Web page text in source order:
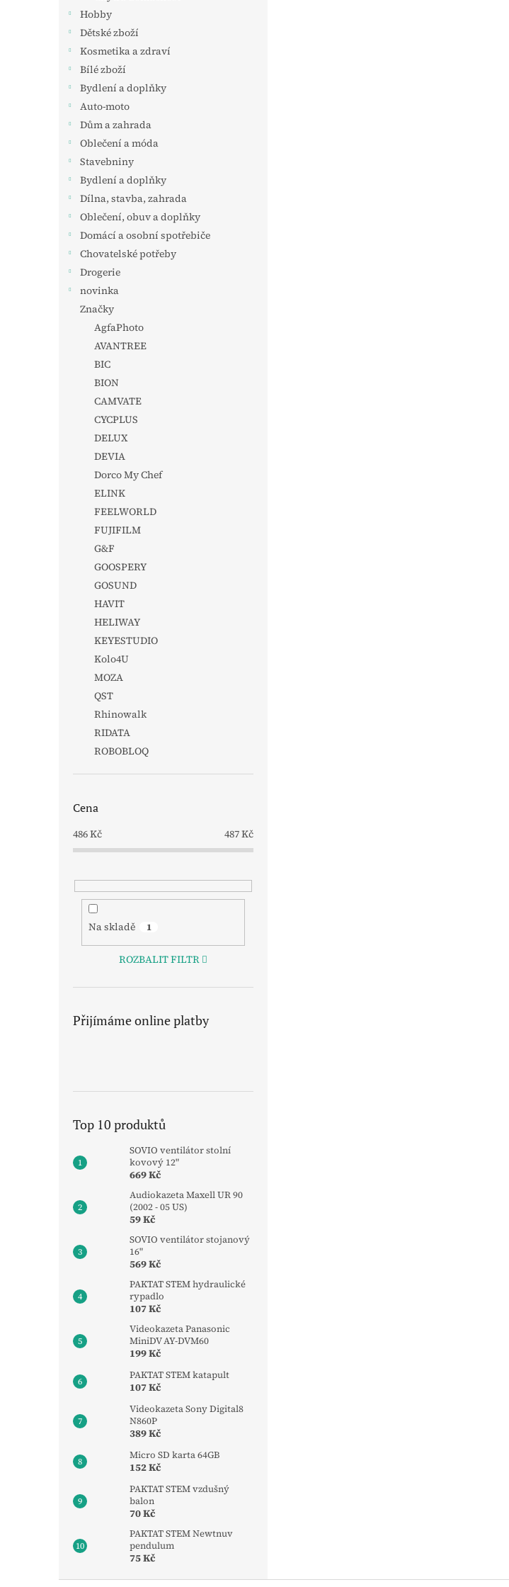
Hobby
Dětské zboží
Kosmetika a zdraví
Bílé zboží
Bydlení a doplňky
Auto-moto
Dům a zahrada
Oblečení a móda
Stavebniny
Bydlení a doplňky
Dílna, stavba, zahrada
Oblečení, obuv a doplňky
Domácí a osobní spotřebiče
Chovatelské potřeby
Drogerie
novinka
Značky
AgfaPhoto
AVANTREE
BIC
BION
CAMVATE
CYCPLUS
DELUX
DEVIA
Dorco My Chef
ELINK
FEELWORLD
FUJIFILM
G&F
GOOSPERY
GOSUND
HAVIT
HELIWAY
KEYESTUDIO
Kolo4U
MOZA
QST
Rhinowalk
RIDATA
ROBOBLOQ
Cena
486Kč 487Kč
Na skladě 1
ROZBALIT FILTR
Přijímáme online platby
Top 10 produktů
SOVIO ventilátor stolní
kovový 12"
669 Kč
Audiokazeta Maxell UR 90
(2002 - 05 US)
59 Kč
SOVIO ventilátor stojanový
16"
569 Kč
PAKTAT STEM hydraulické
rypadlo
107 Kč
Videokazeta Panasonic
MiniDV AY-DVM60
199 Kč
PAKTAT STEM katapult
107 Kč
Videokazeta Sony Digital8
N860P
389 Kč
Micro SD karta 64GB
152 Kč
PAKTAT STEM vzdušný
balon
70 Kč
PAKTAT STEM Newtnuv
pendulum
75 Kč